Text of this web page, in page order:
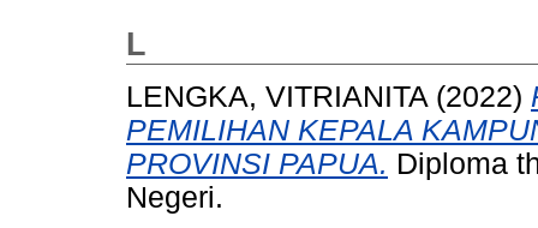
L
LENGKA, VITRIANITA (2022)
PEMILIHAN KEPALA
PROVINSI PAPUA. Diploma
Negeri.